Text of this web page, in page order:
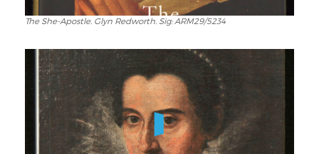
The
Apostle.
Glyn
Redworth.
Sig:
ARM29/5234
The She-Apostle. Glyn Redworth. Sig: ARM29/5234